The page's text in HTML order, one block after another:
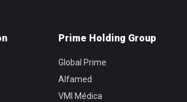
Prime Holding Group
Global Prime
Alfamed
VMI Médica